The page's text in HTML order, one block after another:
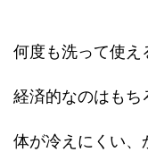
何度も洗って使え
経済的なのはもち
体が冷えにくい、